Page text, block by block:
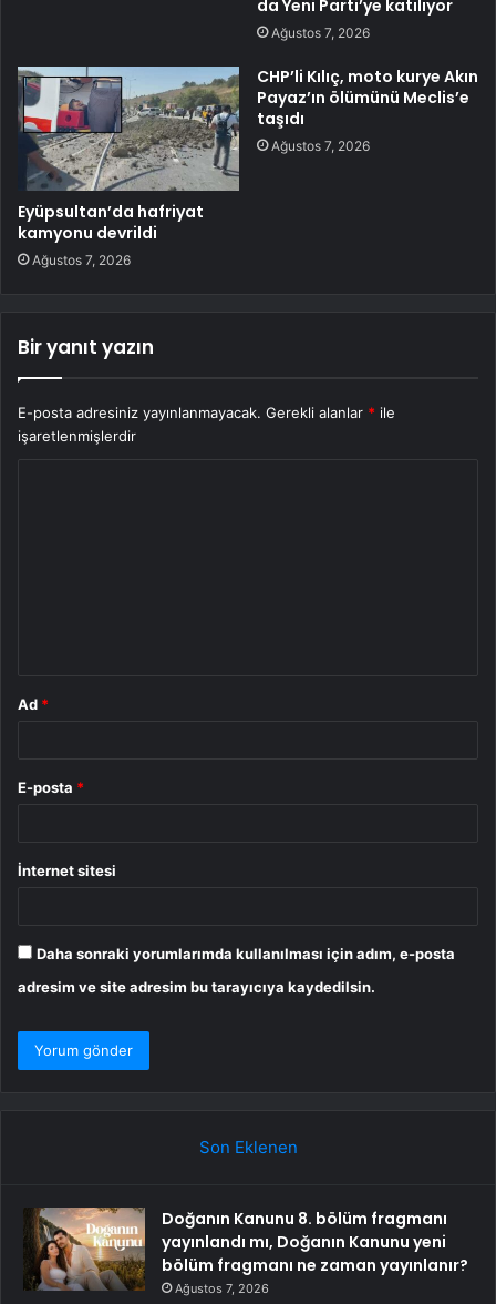
da Yeni Parti’ye katılıyor
Ağustos 7, 2026
Eyüpsultan’da hafriyat
kamyonu devrildi
Ağustos 7, 2026
CHP’li Kılıç, moto kurye Akın
Payaz’ın ölümünü Meclis’e
taşıdı
Ağustos 7, 2026
Bir yanıt yazın
E-posta adresiniz yayınlanmayacak. Gerekli alanlar * ile
işaretlenmişlerdir
Ad *
E-posta *
İnternet sitesi
Daha sonraki yorumlarımda kullanılması için adım, e-posta
adresim ve site adresim bu tarayıcıya kaydedilsin.
Son Eklenen
Doğanın Kanunu 8. bölüm fragmanı
yayınlandı mı, Doğanın Kanunu yeni
bölüm fragmanı ne zaman yayınlanır?
Ağustos 7, 2026